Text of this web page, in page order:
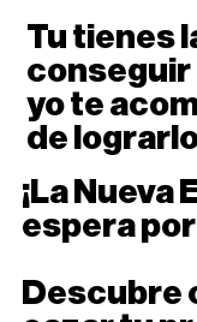
Tu tienes
yo te
de
¡La Nueva
espera
Descubre